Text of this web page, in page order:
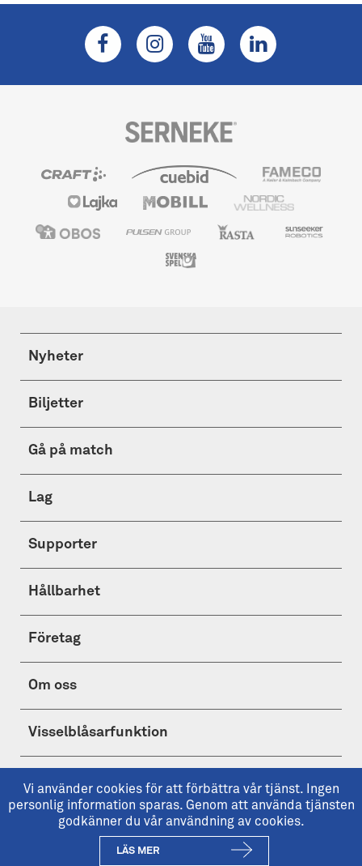
Nyheter
Biljetter
Gå på match
Lag
Supporter
Hållbarhet
Företag
Om oss
Visselblåsarfunktion
Copyright © 2026 IFK Göteborg
Vi använder cookies för att förbättra vår tjänst. Ingen
personlig information sparas. Genom att använda tjänsten
godkänner du vår användning av cookies.
LÄS MER